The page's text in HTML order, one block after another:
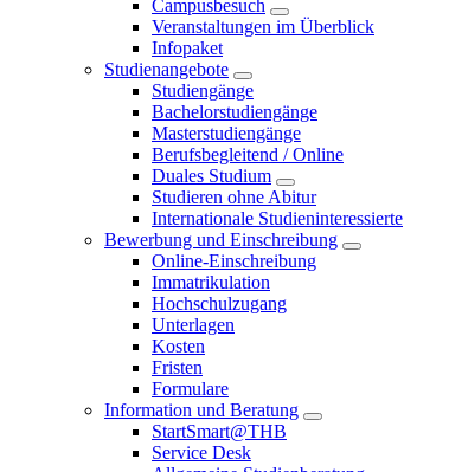
Campusbesuch
Veranstaltungen im Überblick
Infopaket
Studienangebote
Studiengänge
Bachelorstudiengänge
Masterstudiengänge
Berufsbegleitend / Online
Duales Studium
Studieren ohne Abitur
Internationale Studieninteressierte
Bewerbung und Einschreibung
Online-Einschreibung
Immatrikulation
Hochschulzugang
Unterlagen
Kosten
Fristen
Formulare
Information und Beratung
StartSmart@THB
Service Desk